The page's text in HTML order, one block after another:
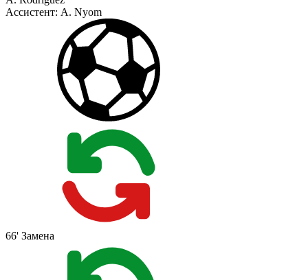
Ассистент: A. Nyom
66' Замена